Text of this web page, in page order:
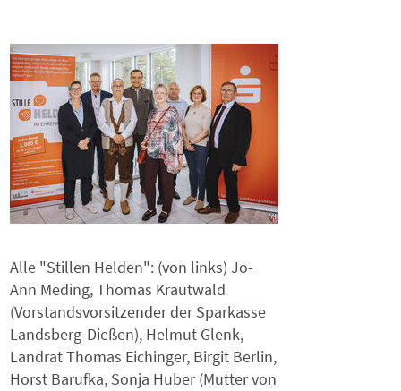
Alle "Stillen Helden": (von links) Jo-
Ann Meding, Thomas Krautwald
(Vorstandsvorsitzender der Sparkasse
Landsberg-Dießen), Helmut Glenk,
Landrat Thomas Eichinger, Birgit Berlin,
Horst Barufka, Sonja Huber (Mutter von